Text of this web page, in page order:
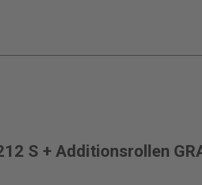
S + Additionsrollen